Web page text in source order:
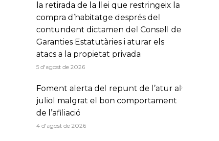
la retirada de la llei que restringeix la
compra d’habitatge després del
contundent dictamen del Consell de
Garanties Estatutàries i aturar els
atacs a la propietat privada
5 d'agost de 2026
Foment alerta del repunt de l’atur al
juliol malgrat el bon comportament
de l’afiliació
4 d'agost de 2026